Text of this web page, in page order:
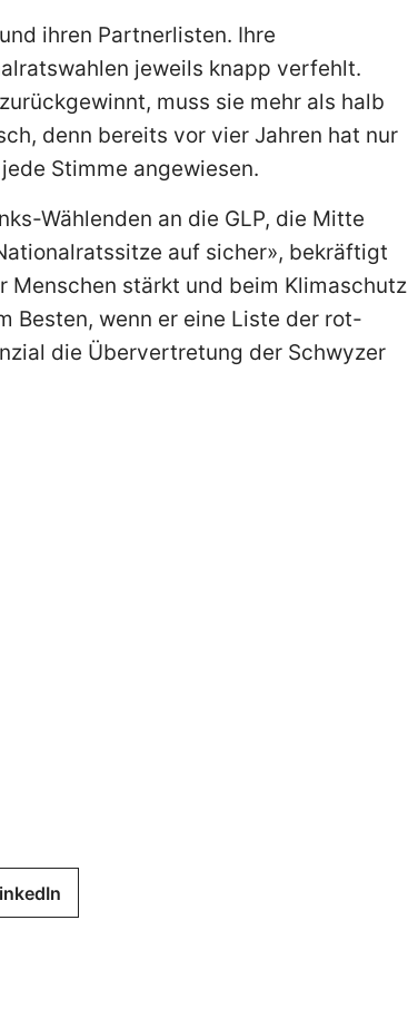
ihren Partnerlisten. Ihre
jeweils knapp verfehlt.
muss sie mehr als halb
denn bereits vor vier Jahren hat nur
Stimme angewiesen.
Wählenden an die GLP, die Mitte
auf sicher», bekräftigt
Menschen stärkt und beim Klimaschutz
Besten, wenn er eine Liste der rot-
die Übervertretung der Schwyzer